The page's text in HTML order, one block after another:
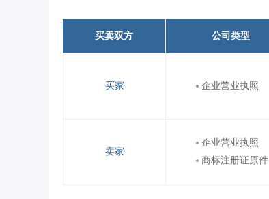
买卖双方 公司类型
买家 企业营业执照
卖家
企业营业执照
商标注册证原件